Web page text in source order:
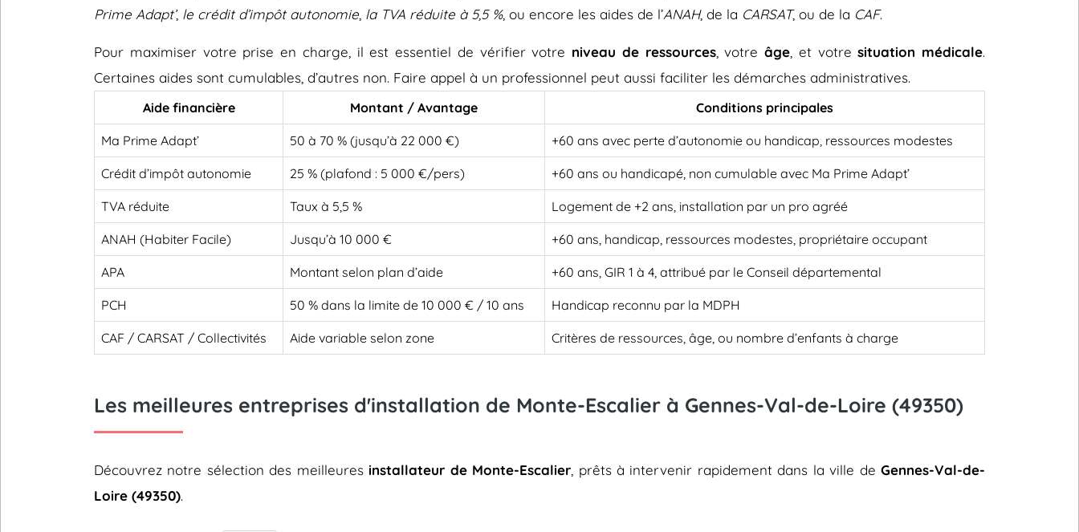
Prime Adapt’, le crédit d’impôt autonomie la TVA réduite à 5,5 %, ou encore les aides de l’ANAH, de la CARSAT, ou de la CAF.
Pour maximiser votre prise en charge, il est essentiel de vérifier votre niveau de ressources, votre âge , et votresituation médicale.
Certaines aides sont cumulables, d’autres non. Faire appel à un professionnel peut aussi faciliter les démarches administratives.
Aide financière Montant / Avantage Conditions principales
Ma Prime Adapt’ 50 à 70 % (jusqu’à 22 000 €) +60 ans avec perte d’autonomie ou handicap, ressources modestes
Crédit d’impôt autonomie 25 % (plafond : 5 000 €/pers) +60 ans ou handicapé, non cumulable avec Ma Prime Adapt’
TVA réduite Taux à 5,5 % Logement de +2 ans, installation par un pro agréé
ANAH (Habiter Facile) Jusqu’à 10 000 € +60 ans, handicap, ressources modestes, propriétaire occupant
APA Montant selon plan d’aide +60 ans, GIR 1 à 4, attribué par le Conseil départemental
PCH 50 % dans la limite de 10 000 € / 10 ans Handicap reconnu par la MDPH
CAF / CARSAT / Collectivités Aide variable selon zone Critères de ressources, âge, ou nombre d’enfants à charge
Les meilleures entreprises d'installation de Monte-Escalier à Gennes-Val-de-Loire (49350)
Découvrez notre sélection des meilleures installateur de Monte-Escalier , prêts à intervenir rapidement dans la ville de Gennes-Val-de-
Loire (49350).